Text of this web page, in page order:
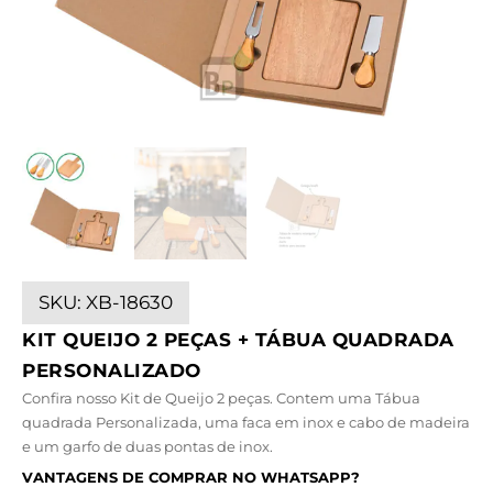
SKU: XB-18630
KIT QUEIJO 2 PEÇAS + TÁBUA QUADRADA
PERSONALIZADO
Confira nosso Kit de Queijo 2 peças. Contem uma Tábua
quadrada Personalizada, uma faca em inox e cabo de madeira
e um garfo de duas pontas de inox.
VANTAGENS DE COMPRAR NO WHATSAPP?